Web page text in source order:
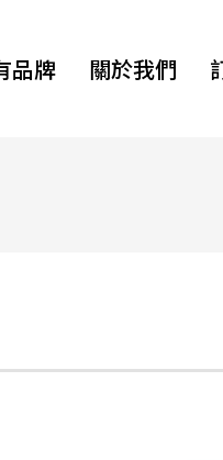
品牌 關於我們